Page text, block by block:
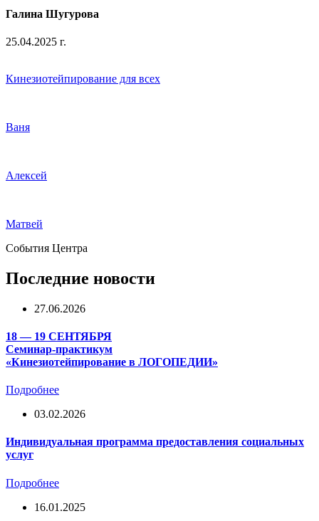
Галина Шугурова
25.04.2025 г.
Кинезиотейпирование для всех
Ваня
Алексей
Матвей
События Центра
Последние новости
27.06.2026
18 — 19 СЕНТЯБРЯ
Семинар-практикум
«Кинезиотейпирование в ЛОГОПЕДИИ»
Подробнее
03.02.2026
Индивидуальная программа предоставления социальных
услуг
Подробнее
16.01.2025